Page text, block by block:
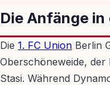
Die Anfänge
Die 1. FC Union Berlin
Oberschöneweide,
Stasi. Während